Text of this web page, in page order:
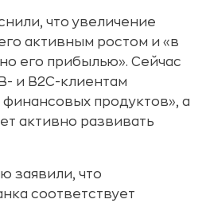
что увеличение
активным ростом и «в
его прибылью». Сейчас
и В2С-клиентам
продуктов», а
активно развивать
заявили, что
соответствует